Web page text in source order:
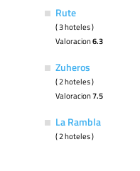
Rute
( 3 hoteles )
Valoracion6.3
Zuheros
( 2 hoteles )
Valoracion7.5
La Rambla
( 2 hoteles )